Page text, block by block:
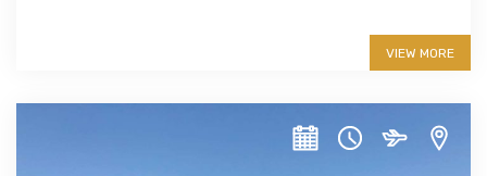
VIEW MORE